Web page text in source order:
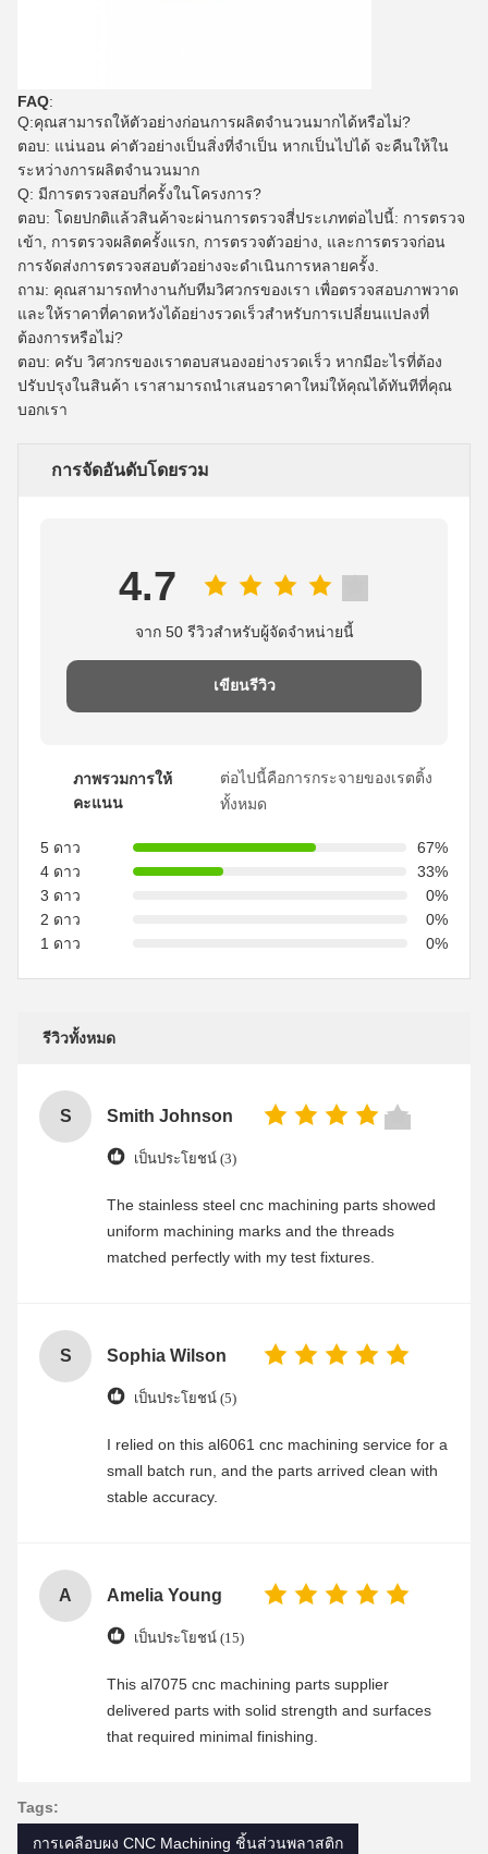
FAQ:
Q:คุณสามารถให้ตัวอย่างก่อนการผลิตจํานวนมากได้หรือไม่?
ตอบ: แน่นอน ค่าตัวอย่างเป็นสิ่งที่จําเป็น หากเป็นไปได้ จะคืนให้ใน
ระหว่างการผลิตจํานวนมาก
Q: มีการตรวจสอบกี่ครั้งในโครงการ?
ตอบ: โดยปกติแล้วสินค้าจะผ่านการตรวจสี่ประเภทต่อไปนี้: การตรวจ
เข้า, การตรวจผลิตครั้งแรก, การตรวจตัวอย่าง, และการตรวจก่อน
การจัดส่งการตรวจสอบตัวอย่างจะดําเนินการหลายครั้ง.
ถาม: คุณสามารถทํางานกับทีมวิศวกรของเรา เพื่อตรวจสอบภาพวาด
และให้ราคาที่คาดหวังได้อย่างรวดเร็วสําหรับการเปลี่ยนแปลงที่
ต้องการหรือไม่?
ตอบ: ครับ วิศวกรของเราตอบสนองอย่างรวดเร็ว หากมีอะไรที่ต้อง
ปรับปรุงในสินค้า เราสามารถนําเสนอราคาใหม่ให้คุณได้ทันทีที่คุณ
บอกเรา
การจัดอันดับโดยรวม
4.7
จาก 50 รีวิวสําหรับผู้จัดจําหน่ายนี้
เขียนรีวิว
ภาพรวมการให้
คะแนน
ต่อไปนี้คือการกระจายของเรตติ้ง
ทั้งหมด
5 ดาว
67%
4 ดาว
33%
3 ดาว
0%
2 ดาว
0%
1 ดาว
0%
รีวิวทั้งหมด
S Smith Johnson
เป็นประโยชน์ (3)
The stainless steel cnc machining parts showed
uniform machining marks and the threads
matched perfectly with my test fixtures.
S Sophia Wilson
เป็นประโยชน์ (5)
I relied on this al6061 cnc machining service for a
small batch run, and the parts arrived clean with
stable accuracy.
A Amelia Young
เป็นประโยชน์ (15)
This al7075 cnc machining parts supplier
delivered parts with solid strength and surfaces
that required minimal finishing.
Tags:
การเคลือบผง CNC Machining ชิ้นส่วนพลาสติก